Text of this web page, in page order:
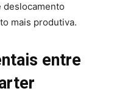
deslocamento
mais produtiva.
entre